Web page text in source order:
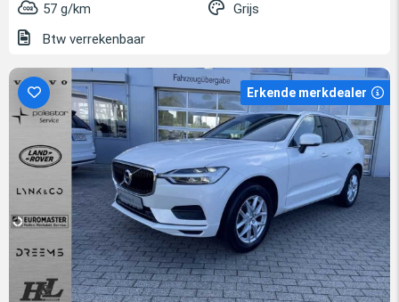
57 g/km
Grijs
Btw verrekenbaar
Erkende merkdealer